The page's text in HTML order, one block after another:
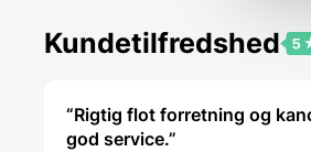
Kundetilfredshed
“Rigtig flot forretning og
god service.”